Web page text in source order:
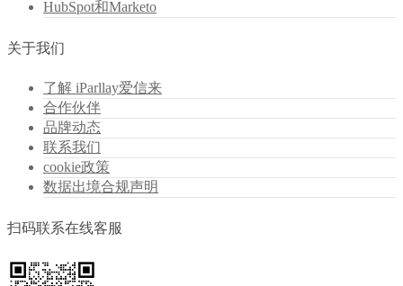
HubSpot和Marketo
关于我们
了解 iParllay爱信来
合作伙伴
品牌动态
联系我们
cookie政策
数据出境合规声明
扫码联系在线客服